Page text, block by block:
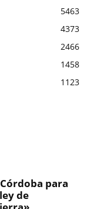
5463
4373
2466
1458
1123